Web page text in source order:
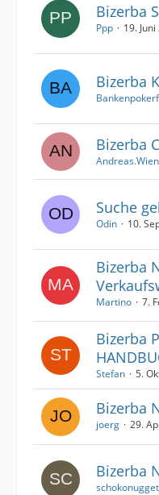
Bizerba
Ppp 19.
Bizerba
Bizerba
Andreas.Wien
Suche
Odin 10.
Bizerba
Martino 7.
Bizerba
Stefan 5.
Bizerba
joerg 29.
Bizerba
schokonugget